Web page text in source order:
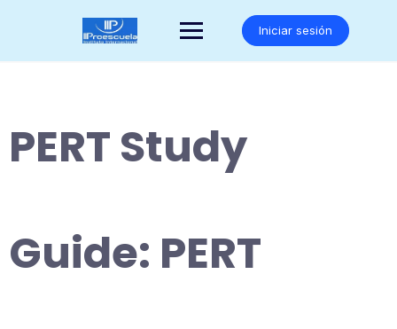
Iniciar sesión
PERT Study
Guide: PERT